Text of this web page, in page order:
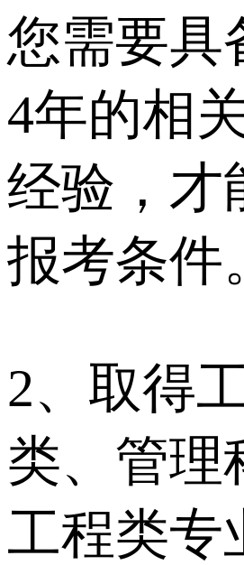
您需要具
4年的相
经验，才
报考条件
2、取得
类、管理
工程类专